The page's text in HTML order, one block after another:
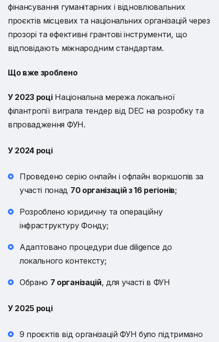
фінансування гуманітарних і відновлювальних
проєктів місцевих та національних організацій через
прозорі та ефективні грантові інструменти, що
відповідають міжнародним стандартам.
Що вже зроблено
У 2023 роціНаціональна мережа локальної
філантропії виграла тендер від DEC на розробку та
впровадження ФУН.
У 2024 році
Проведено серію онлайн і офлайн воркшопів за
участі понад 70 організацій з 16 регіонів;
Розроблено юридичну та операційну
інфраструктуру Фонду;
Адаптовано процедури due diligence до
локального контексту;
Обрано 7 організацій, для участі в ФУН
У 2025 році
9 проєктів від організацій ФУН було підтримано